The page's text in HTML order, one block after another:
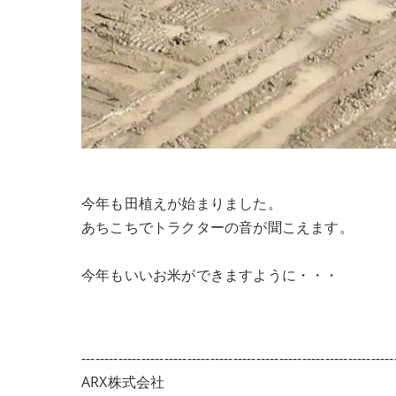
今年も田植えが始まりました。
あちこちでトラクターの音が聞こえます。
今年もいいお米ができますように・・・
ARX株式会社